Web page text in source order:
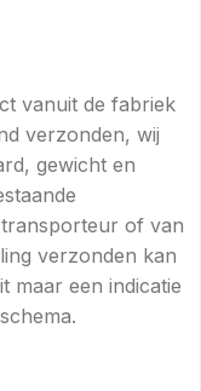
vanuit de fabriek
verzonden, wij
gewicht en
of van
verzonden kan
maar een indicatie